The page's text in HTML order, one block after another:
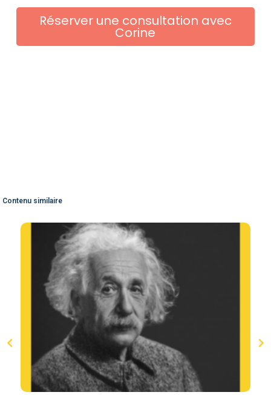
Réserver une consultation avec
Corine
Contenu similaire